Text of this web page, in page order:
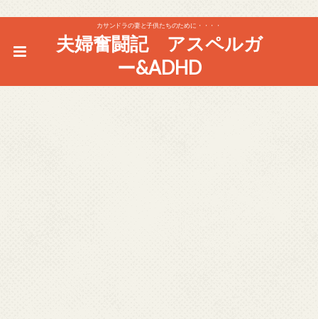
カサンドラの妻と子供たちのために・・・・
夫婦奮闘記 アスペルガ
ー&ADHD